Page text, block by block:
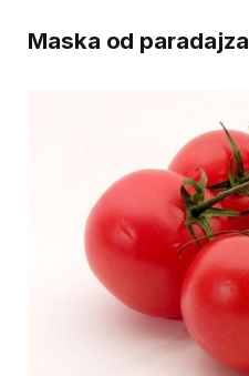
Maska od paradajza